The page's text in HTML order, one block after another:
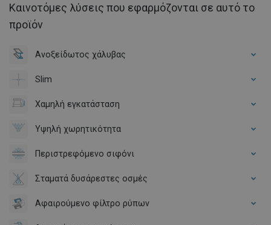
Καινοτόμες λύσεις που εφαρμόζονται σε αυτό το
προϊόν
Ανοξείδωτος χάλυβας
Slim
Χαμηλή εγκατάσταση
Υψηλή χωρητικότητα
Περιστρεφόμενο σιφόνι
Σταματά δυσάρεστες οσμές
Αφαιρούμενο φίλτρο ρύπων